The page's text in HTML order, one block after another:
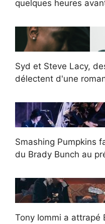
quelques heures
Syd et Steve Lacy,
délectent d'une
Smashing Pumpkins
du Brady Bunch au
Tony Iommi a attrapé